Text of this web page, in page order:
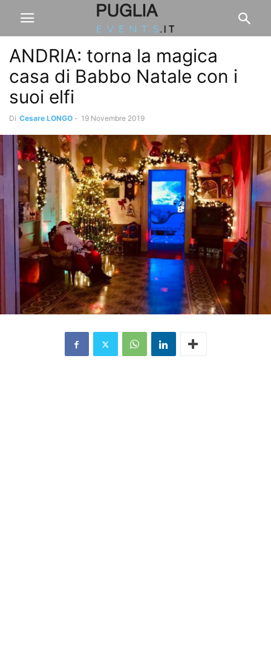
ANDRIA: torna la magica
casa di Babbo Natale con i
suoi elfi
Di Cesare LONGO - 19 Novembre 2019